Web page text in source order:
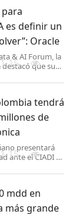
es definir un
Oracle
& AI Forum, la
destacó que sus
las
15
tendrá
de
presentará
ante el CIADI y
15
mdd en
más grande